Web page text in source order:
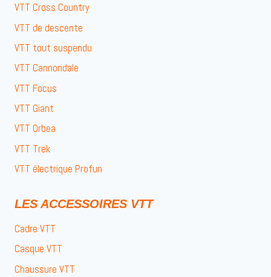
VTT Cross Country
VTT de descente
VTT tout suspendu
VTT Cannondale
VTT Focus
VTT Giant
VTT Orbea
VTT Trek
VTT électrique Profun
LES ACCESSOIRES VTT
Cadre VTT
Casque VTT
Chaussure VTT